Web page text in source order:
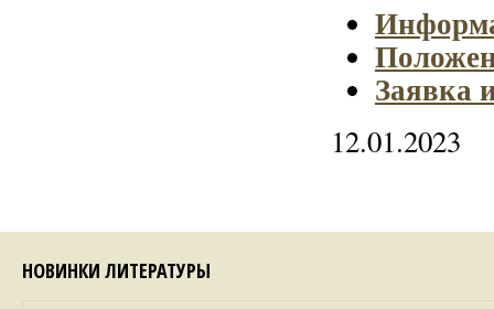
Заявка
12.01.2023
НОВИНКИ ЛИТЕРАТУРЫ